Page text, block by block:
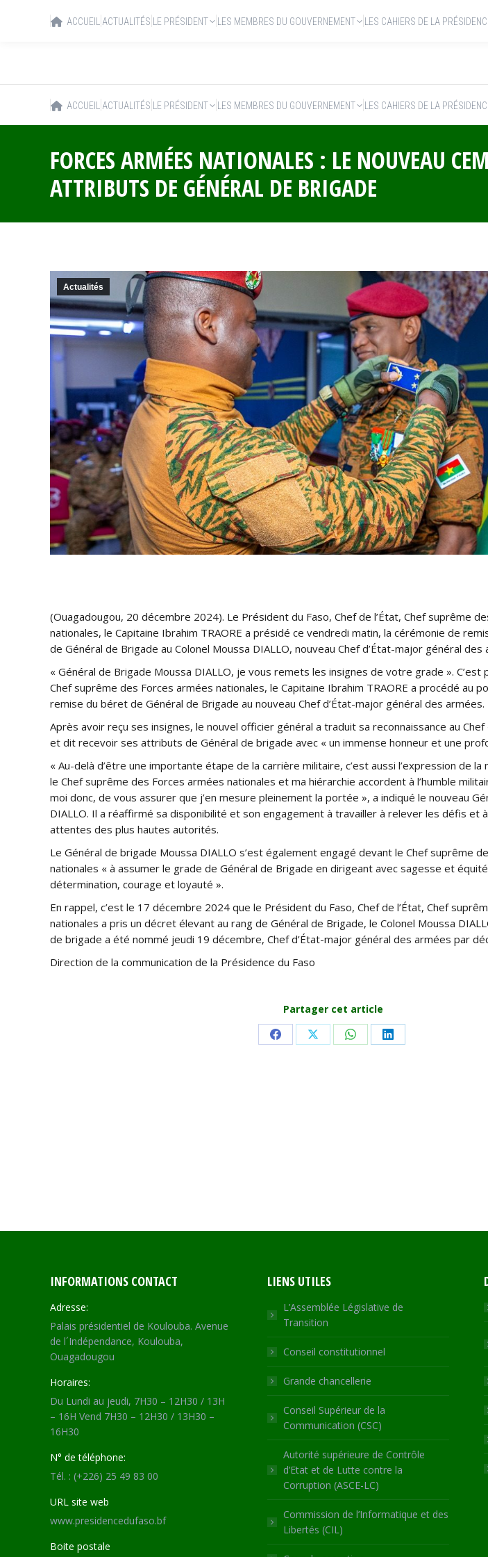
ACCUEIL ACTUALITÉS LE PRÉSIDENT LES MEMBRES DU GOUVERNEMENT LES CAHIERS DE LA
FORCES ARMÉES NATIONALES : LE NOUVEAU
ATTRIBUTS DE GÉNÉRAL DE BRIGADE
Actualités
(Ouagadougou, 20 décembre 2024). Le Président du Faso, Chef de l’État, Chef suprême
nationales, le Capitaine Ibrahim TRAORE a présidé ce vendredi matin, la cérémonie de
de Général de Brigade au Colonel Moussa DIALLO, nouveau Chef d’État-major général des
« Général de Brigade Moussa DIALLO, je vous remets les insignes de votre grade ».
Chef suprême des Forces armées nationales, le Capitaine Ibrahim TRAORE a procédé au
remise du béret de Général de Brigade au nouveau Chef d’État-major général des armées.
Après avoir reçu ses insignes, le nouvel officier général a traduit sa reconnaissance au Chef
et dit recevoir ses attributs de Général de brigade avec « un immense honneur et une
« Au-delà d’être une importante étape de la carrière militaire, c’est aussi l’expression de la
le Chef suprême des Forces armées nationales et ma hiérarchie accordent à l’humble
moi donc, de vous assurer que j’en mesure pleinement la portée », a indiqué le nouveau
DIALLO. Il a réaffirmé sa disponibilité et son engagement à travailler à relever les défis et
attentes des plus hautes autorités.
Le Général de brigade Moussa DIALLO s’est également engagé devant le Chef suprême
nationales « à assumer le grade de Général de Brigade en dirigeant avec sagesse et
détermination, courage et loyauté ».
En rappel, c’est le 17 décembre 2024 que le Président du Faso, Chef de l’État, Chef
nationales a pris un décret élevant au rang de Général de Brigade, le Colonel Moussa
de brigade a été nommé jeudi 19 décembre, Chef d’État-major général des armées par
Direction de la communication de la Présidence du Faso
Partager cet article
Share Share Share Share
INFORMATIONS CONTACT
Adresse:
Palais présidentiel de Koulouba. Avenue
de l´Indépendance, Koulouba,
Ouagadougou
Horaires:
Du Lundi au jeudi, 7H30 – 12H30 / 13H
– 16H Vend 7H30 – 12H30 / 13H30 –
16H30
N° de téléphone:
Tél. : (+226) 25 49 83 00
URL site web
www.presidencedufaso.bf
Boite postale
LIENS UTILES
L’Assemblée Législative de
Transition
Conseil constitutionnel
Grande chancellerie
Conseil Supérieur de la
Communication (CSC)
Autorité supérieure de Contrôle
d’Etat et de Lutte contre la
Corruption (ASCE-LC)
Commission de l’Informatique et des
Libertés (CIL)
ACCUEIL ACTUALITÉS LE PRÉSIDENT LES MEMBRES DU GOUVERNEMENT LES CAHIERS DE LA